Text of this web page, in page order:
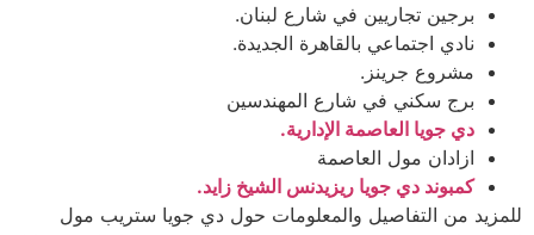
برجين تجاريين في شارع لبنان.
نادي اجتماعي بالقاهرة الجديدة.
مشروع جرينز.
برج سكني في شارع المهندسين
دي جويا العاصمة الإدارية.
ازادان مول العاصمة
كمبوند دي جويا ريزيدنس الشيخ زايد.
للمزيد من التفاصيل والمعلومات حول دي جويا ستريب مول